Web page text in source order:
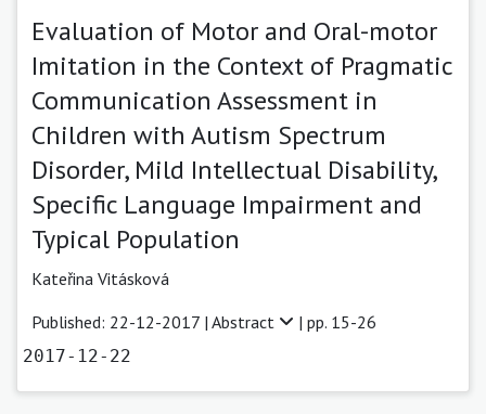
Evaluation of Motor and Oral-motor
Imitation in the Context of Pragmatic
Communication Assessment in
Children with Autism Spectrum
Disorder, Mild Intellectual Disability,
Specific Language Impairment and
Typical Population
Kateřina Vitásková
Published: 22-12-2017 | Abstract | pp. 15-26
2017-12-22